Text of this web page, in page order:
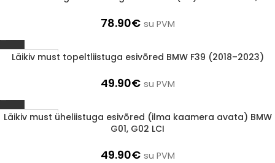
78.90€ su PVM
1-3 D.D.
Läikiv must topeltliistuga esivõred BMW F39 (2018–2023)
49.90€ su PVM
1-3 D.D.
Läikiv must üheliistuga esivõred (ilma kaamera avata) BMW
G01, G02 LCI
49.90€ su PVM